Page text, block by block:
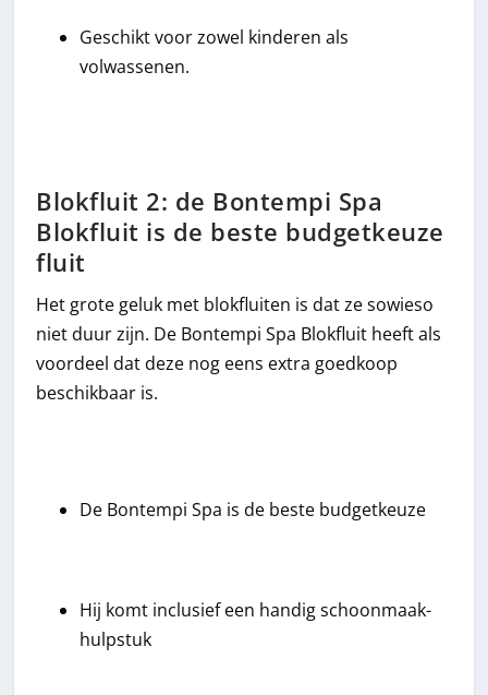
Geschikt voor zowel kinderen als
volwassenen.
Blokfluit 2: de Bontempi Spa
Blokfluit is de beste budgetkeuze
fluit
Het grote geluk met blokfluiten is dat ze sowieso
niet duur zijn. De Bontempi Spa Blokfluit heeft als
voordeel dat deze nog eens extra goedkoop
beschikbaar is.
De Bontempi Spa is de beste budgetkeuze
Hij komt inclusief een handig schoonmaak-
hulpstuk